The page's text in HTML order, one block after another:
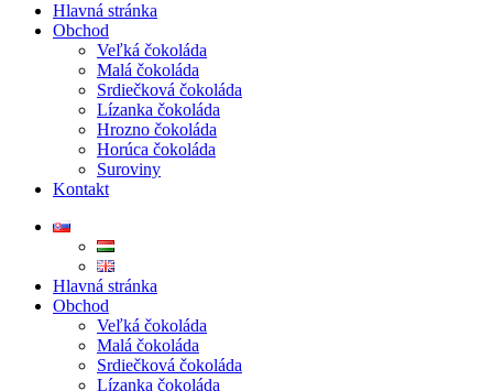
Hlavná stránka
Obchod
Veľká čokoláda
Malá čokoláda
Srdiečková čokoláda
Lízanka čokoláda
Hrozno čokoláda
Horúca čokoláda
Suroviny
Kontakt
Hlavná stránka
Obchod
Veľká čokoláda
Malá čokoláda
Srdiečková čokoláda
Lízanka čokoláda